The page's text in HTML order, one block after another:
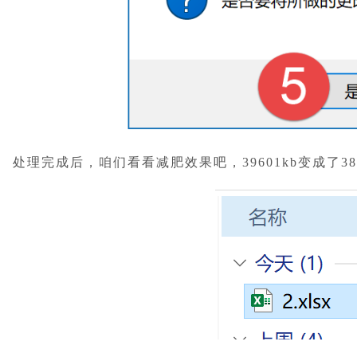
处理完成后，咱们看看减肥效果吧，39601kb变成了